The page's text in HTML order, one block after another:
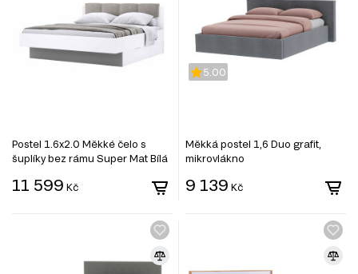
Postel 1.6x2.0 Měkké čelo s
šuplíky bez rámu Super Mat Bílá
11 599 Kč
5.00
Měkká postel 1,6 Duo grafit,
mikrovlákno
9 139 Kč